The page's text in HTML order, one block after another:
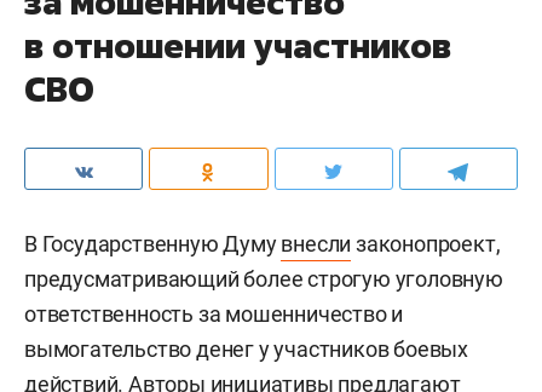
в отношении участников
СВО
В Государственную Думувнесли законопроект,
предусматривающий более строгую уголовную
ответственность за мошенничество и
вымогательство денег у участников боевых
действий. Авторы инициативы предлагают